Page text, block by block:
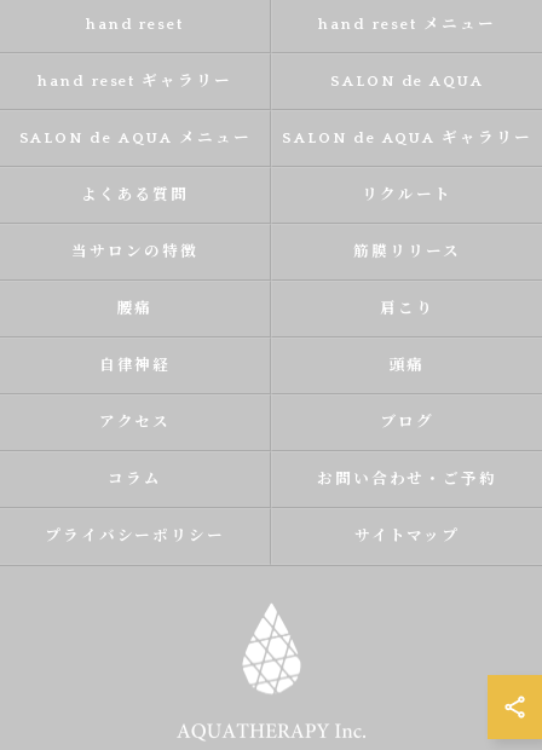
hand reset hand reset メニュー
hand reset ギャラリー SALON de AQUA
SALON de AQUA メニュー SALON de AQUA ギャラリー
よくある質問 リクルート
当サロンの特徴 筋膜リリース
腰痛 肩こり
自律神経 頭痛
アクセス ブログ
コラム お問い合わせ・ご予約
プライバシーポリシー サイトマップ